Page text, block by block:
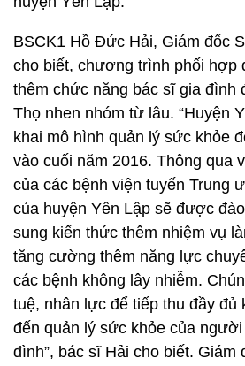
BSCK1 Hồ Đức Hải, Giám đốc
cho biết, chương trình phối hợp
thêm chức năng bác sĩ gia đình
Thọ nhen nhóm từ lâu. “Huyện
khai mô hình quản lý sức khỏe
vào cuối năm 2016. Thông qua
của các bệnh viện tuyến Trung
của huyện Yên Lập sẽ được
sung kiến thức thêm nhiệm vụ
tăng cường thêm năng lực
các bệnh không lây nhiễm.
tuệ, nhân lực để tiếp thu đầy đủ
đến quản lý sức khỏe của
đình”, bác sĩ Hải cho biết. Giám